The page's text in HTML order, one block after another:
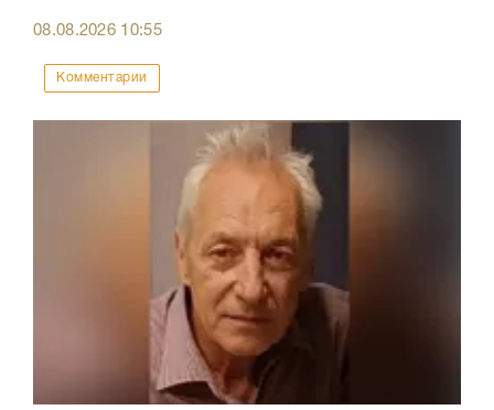
08.08.2026 10:55
Комментарии